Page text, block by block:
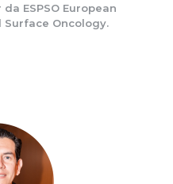
ESPSO European
Oncology.